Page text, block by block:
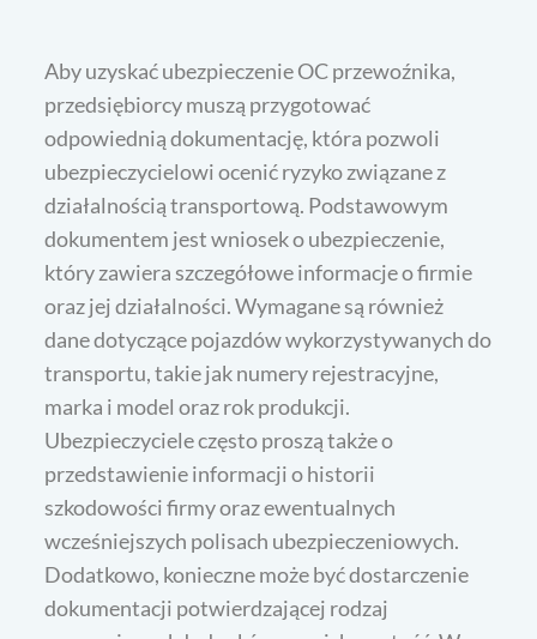
Aby uzyskać ubezpieczenie OC przewoźnika,
przedsiębiorcy muszą przygotować
odpowiednią dokumentację, która pozwoli
ubezpieczycielowi ocenić ryzyko związane z
działalnością transportową. Podstawowym
dokumentem jest wniosek o ubezpieczenie,
który zawiera szczegółowe informacje o firmie
oraz jej działalności. Wymagane są również
dane dotyczące pojazdów wykorzystywanych do
transportu, takie jak numery rejestracyjne,
marka i model oraz rok produkcji.
Ubezpieczyciele często proszą także o
przedstawienie informacji o historii
szkodowości firmy oraz ewentualnych
wcześniejszych polisach ubezpieczeniowych.
Dodatkowo, konieczne może być dostarczenie
dokumentacji potwierdzającej rodzaj